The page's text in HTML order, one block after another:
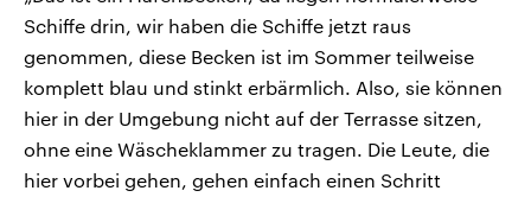
Schiffe drin, wir haben die Schiffe jetzt raus
genommen, diese Becken ist im Sommer teilweise
komplett blau und stinkt erbärmlich. Also, sie können
hier in der Umgebung nicht auf der Terrasse sitzen,
ohne eine Wäscheklammer zu tragen. Die Leute, die
hier vorbei gehen, gehen einfach einen Schritt